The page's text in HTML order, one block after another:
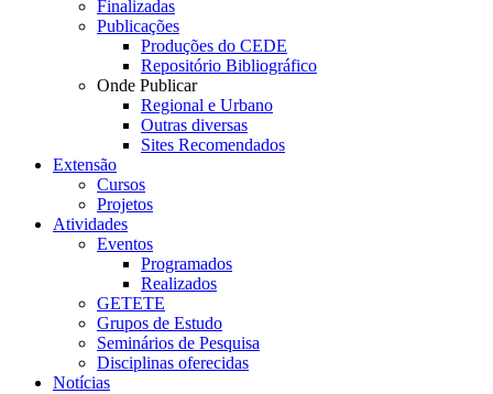
Finalizadas
Publicações
Produções do CEDE
Repositório Bibliográfico
Onde Publicar
Regional e Urbano
Outras diversas
Sites Recomendados
Extensão
Cursos
Projetos
Atividades
Eventos
Programados
Realizados
GETETE
Grupos de Estudo
Seminários de Pesquisa
Disciplinas oferecidas
Notícias